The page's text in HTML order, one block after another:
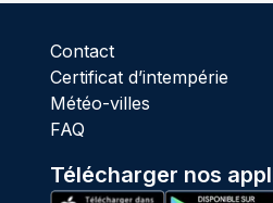
Contact
Certificat d’intempérie
Météo-villes
FAQ
Télécharger nos